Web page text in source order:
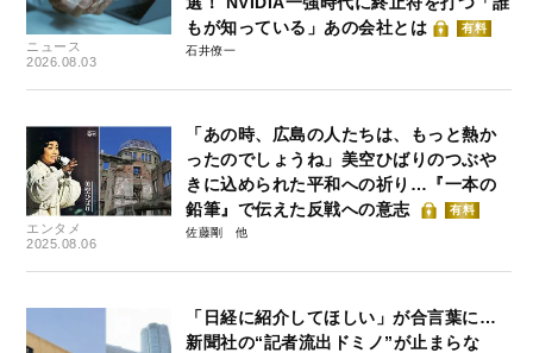
ニュース
2026.08.03
もが知っている」あの会社とは
有料
石井僚一
エンタメ
2025.08.06
「あの時、広島の人たちは、もっと熱か
ったのでしょうね」美空ひばりのつぶや
きに込められた平和への祈り…『一本の
鉛筆』で伝えた反戦への意志
有料
佐藤剛
「日経に紹介してほしい」が合言葉に…
新聞社の“記者流出ドミノ”が止まらな